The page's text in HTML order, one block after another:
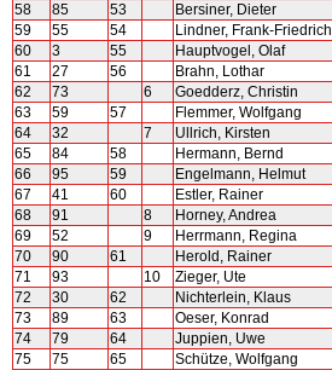
58
85 53 Bersiner, Dieter
59
55 54 Lindner, Frank-Friedrich
60
3 55 Hauptvogel, Olaf
61
27 56 Brahn, Lothar
62
73 6 Goedderz, Christin
63
59 57 Flemmer, Wolfgang
64
32 7 Ullrich, Kirsten
65
84 58 Hermann, Bernd
66
95 59 Engelmann, Helmut
67
41 60 Estler, Rainer
68
91 8 Horney, Andrea
69
52 9 Herrmann, Regina
70
90 61 Herold, Rainer
71
93 10 Zieger, Ute
72
30 62 Nichterlein, Klaus
73
89 63 Oeser, Konrad
74
79 64 Juppien, Uwe
75
75 65 Schütze, Wolfgang